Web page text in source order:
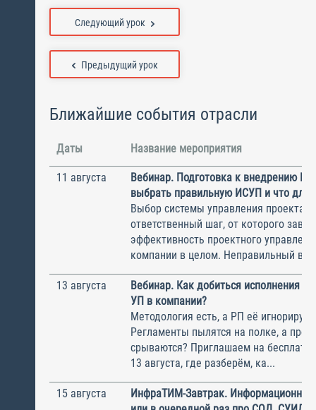
Предыдущий урок
Следующий урок
Ближайшие события отрасли
Даты Название мероприятия
11 августа
Вебинар. Подготовка к внедрению
выбрать правильную ИСУП и что для
Выбор системы управления
ответственный шаг, от которого
эффективность проектного
компании в целом. Неправильный
13 августа
Вебинар. Как добиться исполнения
УП в компании?
Методология есть, а РП её
Регламенты пылятся на полке, а
срываются? Приглашаем на
13 августа, где разберём, ка...
15 августа
ИнфраТИМ-Завтрак.